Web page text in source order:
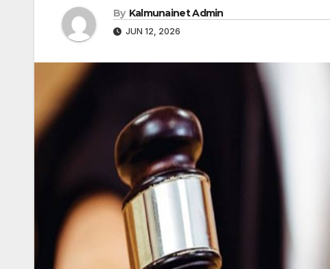
By Kalmunainet Admin
JUN 12, 2026